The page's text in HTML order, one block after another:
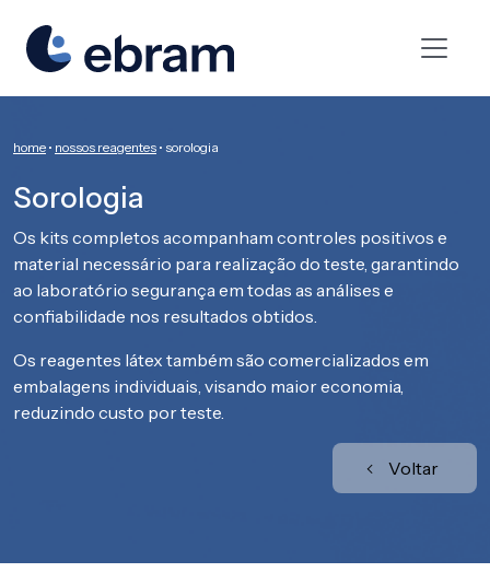
home • nossos reagentes • sorologia
Sorologia
Os kits completos acompanham controles positivos e
material necessário para realização do teste, garantindo
ao laboratório segurança em todas as análises e
confiabilidade nos resultados obtidos.
Os reagentes látex também são comercializados em
embalagens individuais, visando maior economia,
reduzindo custo por teste.
Voltar